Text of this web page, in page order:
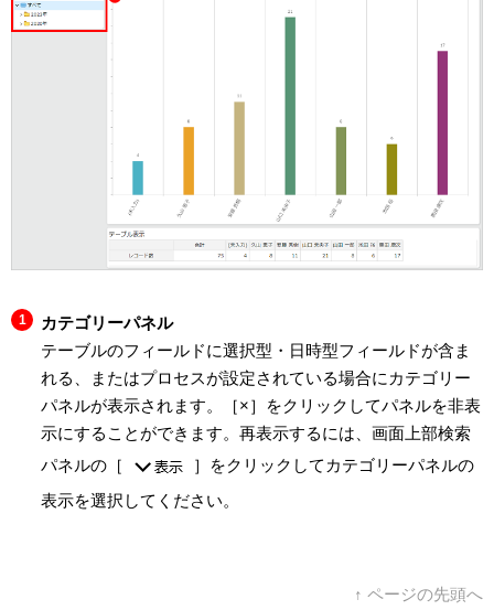
カテゴリーパネル
テーブルのフィールドに選択型・日時型フィールドが含ま
れる、またはプロセスが設定されている場合にカテゴリー
パネルが表示されます。［×］をクリックしてパネルを非表
示にすることができます。再表示するには、画面上部検索
パネルの［
］をクリックしてカテゴリーパネルの
表示を選択してください。
↑ ページの先頭へ